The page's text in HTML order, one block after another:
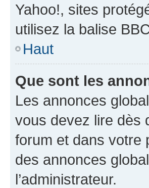
Yahoo!, sites
utilisez la balise
Haut
Que sont les
Les annonces
vous devez lire dès
forum et dans votre
des annonces
l’administrateur.